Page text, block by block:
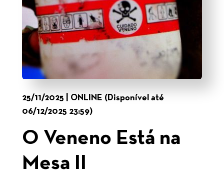
25/11/2025 | ONLINE (Disponível até
06/12/2025 23:59)
O Veneno Está na
Mesa II